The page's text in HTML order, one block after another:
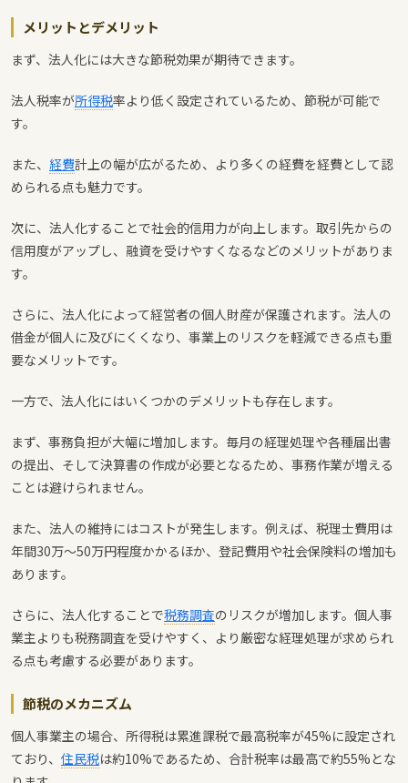
メリットとデメリット
まず、法人化には大きな節税効果が期待できます。
法人税率が所得税率より低く設定されているため、節税が可能で
す。
また、 経費計上の幅が広がるため、より多くの経費を経費として認
められる点も魅力です。
次に、法人化することで社会的信用力が向上します。取引先からの
信用度がアップし、融資を受けやすくなるなどのメリットがありま
す。
さらに、法人化によって経営者の個人財産が保護されます。法人の
借金が個人に及びにくくなり、事業上のリスクを軽減できる点も重
要なメリットです。
一方で、法人化にはいくつかのデメリットも存在します。
まず、事務負担が大幅に増加します。毎月の経理処理や各種届出書
の提出、そして決算書の作成が必要となるため、事務作業が増える
ことは避けられません。
また、法人の維持にはコストが発生します。例えば、税理士費用は
年間30万〜50万円程度かかるほか、登記費用や社会保険料の増加も
あります。
さらに、法人化することで税務調査のリスクが増加します。個人事
業主よりも税務調査を受けやすく、より厳密な経理処理が求められ
る点も考慮する必要があります。
節税のメカニズム
個人事業主の場合、所得税は累進課税で最高税率が45%に設定され
ており、 住民税は約10%であるため、合計税率は最高で約55%とな